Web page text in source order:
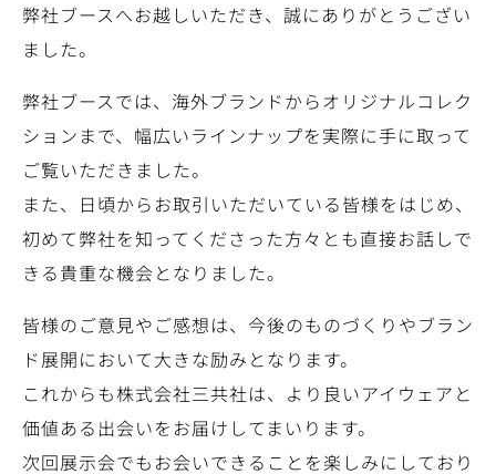
弊社ブースへお越しいただき、誠にありがとうござい
ました。
弊社ブースでは、海外ブランドからオリジナルコレク
ションまで、幅広いラインナップを実際に手に取って
ご覧いただきました。
また、日頃からお取引いただいている皆様をはじめ、
初めて弊社を知ってくださった方々とも直接お話しで
きる貴重な機会となりました。
皆様のご意見やご感想は、今後のものづくりやブラン
ド展開において大きな励みとなります。
これからも株式会社三共社は、より良いアイウェアと
価値ある出会いをお届けしてまいります。
次回展示会でもお会いできることを楽しみにしており